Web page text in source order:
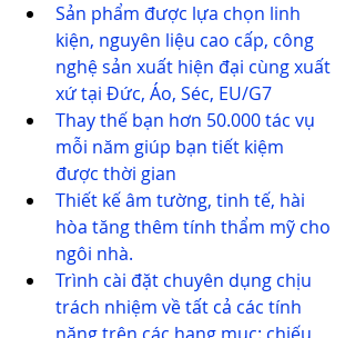
Sản phẩm được lựa chọn linh
kiện, nguyên liệu cao cấp, công
nghệ sản xuất hiện đại cùng xuất
xứ tại Đức, Áo, Séc, EU/G7
Thay thế bạn hơn 50.000 tác vụ
mỗi năm giúp bạn tiết kiệm
được thời gian
Thiết kế âm tường, tinh tế, hài
hòa tăng thêm tính thẩm mỹ cho
ngôi nhà.
Trình cài đặt chuyên dụng chịu
trách nhiệm về tất cả các tính